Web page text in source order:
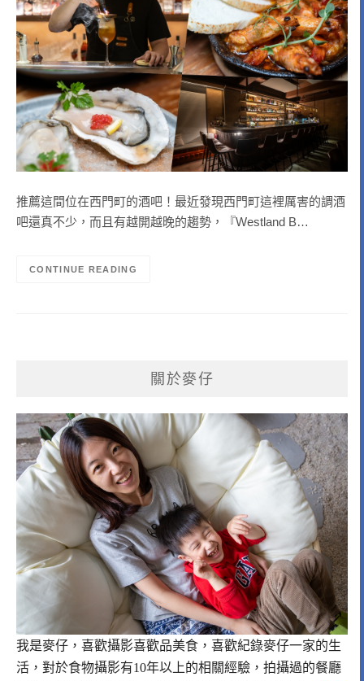
推薦這間位在西門町的酒吧！最近發現西門町這裡厲害的調酒
吧還真不少，而且有越開越晚的趨勢，『Westland B…
CONTINUE READING
關於麥仔
我是麥仔，喜歡攝影喜歡品美食，喜歡紀錄麥仔一家的生
活，對於食物攝影有10年以上的相關經驗，拍攝過的餐廳